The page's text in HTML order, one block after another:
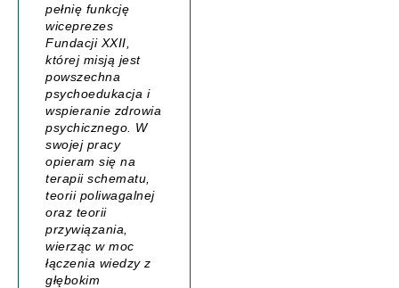
pełnię funkcję
wiceprezes
Fundacji XXII,
której misją jest
powszechna
psychoedukacja i
wspieranie zdrowia
psychicznego. W
swojej pracy
opieram się na
terapii schematu,
teorii poliwagalnej
oraz teorii
przywiązania,
wierząc w moc
łączenia wiedzy z
głębokim